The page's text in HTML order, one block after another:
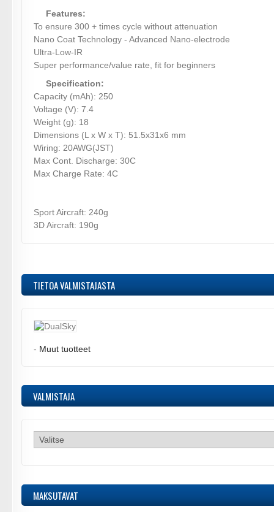
Features:
To ensure 300 + times cycle without attenuation
Nano Coat Technology - Advanced Nano-electrode
Ultra-Low-IR
Super performance/value rate, fit for beginners
Specification:
Capacity (mAh): 250
Voltage (V): 7.4
Weight (g): 18
Dimensions (L x W x T): 51.5x31x6 mm
Wiring: 20AWG(JST)
Max Cont. Discharge: 30C
Max Charge Rate: 4C
Sport Aircraft: 240g
3D Aircraft: 190g
TIETOA VALMISTAJASTA
- Muut tuotteet
VALMISTAJA
MAKSUTAVAT